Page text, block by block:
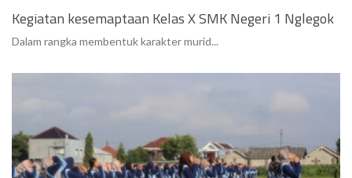
Kegiatan kesemaptaan Kelas X SMK Negeri 1 Nglegok
Dalam rangka membentuk karakter murid...